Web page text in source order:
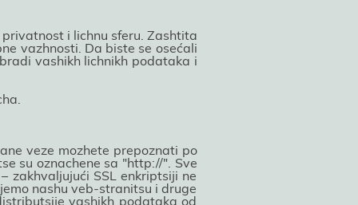
i lichnu sferu. Zashtita
vazhnosti. Da biste se osećali
vashikh lichnikh podataka i
veze mozhete prepoznati po
su oznachene sa "http://". Sve
SSL enkriptsiјi ne
nashu veb-stranitsu i druge
vashikh podataka od